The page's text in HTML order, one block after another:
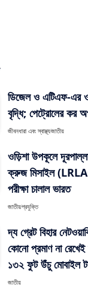
ডিজেল ও এটিএফ-এর
বৃদ্ধি; পেট্রোলের কর
জীবনধারা এবং স্বাস্থ্যজাতীয়
ওড়িশা উপকূলে
ক্রুজ মিসাইল
পরীক্ষা চালাল ভারত
জাতীয়প্রযুক্তি
দ্য গ্রেট বিহার
কোনো প্রমাণ না
১৩২ ফুট উঁচু মোবাইল
জাতীয়